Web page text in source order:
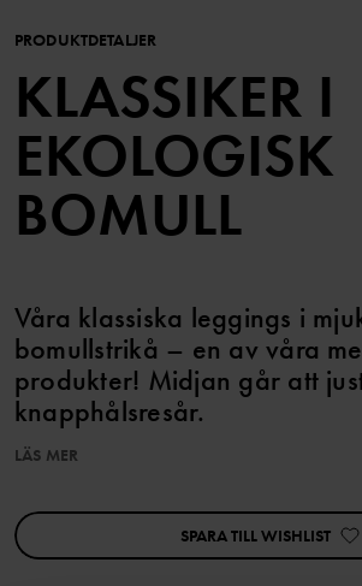
PRODUKTDETALJER
KLASSIKER I
EKOLOGISK
BOMULL
Våra klassiska leggings i
bomullstrikå – en av våra
produkter! Midjan går att
knapphålsresår.
kombineras med andra erbjudanden.
Egenskaper:
LÄS MER
SPARA TILL WISHLIST